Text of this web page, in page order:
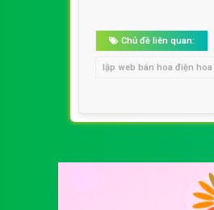
Chủ đề liên quan:
lập web bán hoa điện hoa